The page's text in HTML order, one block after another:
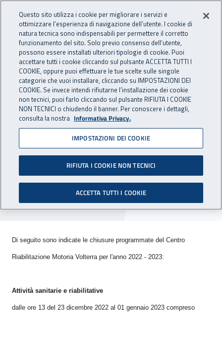
INAIL - Istituto Nazionale
Apri cerca
Navigazione principale
Navigazione - Ti trovi in:
Home Inail comunica Avvisi
Centro Riabilitazione
Motoria Volterra: chiusure
programmate 2022 - 2023
Sono programmati i periodi di chiusura per
l'anno 2022 - 2023 del Centro Riabilitazione
Motoria Volterra
Di seguito sono indicate le chiusure programmate del Centro
Riabilitazione Motoria Volterra per l'anno 2022 - 2023:
Attività sanitarie e riabilitative
dalle ore 13 del 23 dicembre 2022 al 01 gennaio 2023 compreso
Questo sito utilizza i cookie per migliorare i servizi e
ottimizzare l’esperienza di navigazione dell’utente. I cookie di
natura tecnica sono indispensabili per permettere il corretto
funzionamento del sito. Solo previo consenso dell’utente,
possono essere installati ulteriori tipologie di cookie. Puoi
accettare tutti i cookie cliccando sul pulsante ACCETTA TUTTI I
COOKIE, oppure puoi effettuare le tue scelte sulle singole
categorie che vuoi installare, cliccando su IMPOSTAZIONI DEI
COOKIE. Se invece intendi rifiutarne l’installazione dei cookie
non tecnici, puoi farlo cliccando sul pulsante RIFIUTA I COOKIE
NON TECNICI o chiudendo il banner. Per conoscere i dettagli,
consulta la nostra Informativa Privacy.
IMPOSTAZIONI DEI COOKIE
RIFIUTA I COOKIE NON TECNICI
ACCETTA TUTTI I COOKIE